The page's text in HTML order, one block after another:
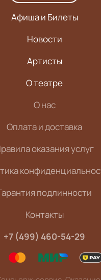
Афиша и Билеты
Новости
Артисты
О театре
О нас
Оплата и доставка
оказания услуг
подлинности
Контакты
+7 (499) 460-54-29